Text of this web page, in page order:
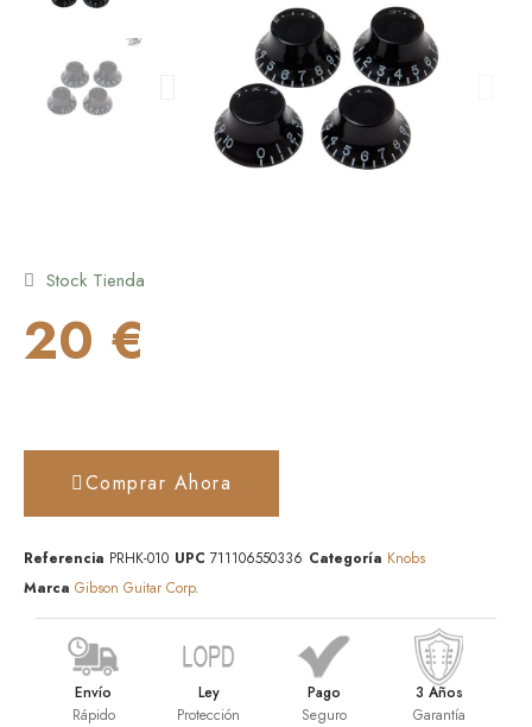
Stock Tienda
20 €
Comprar Ahora
Referencia PRHK-010 UPC 711106550336 Categoría Knobs
Marca Gibson Guitar Corp.
Envío
Rápido
Ley
Protección
Pago
Seguro
3 Años
Garantía